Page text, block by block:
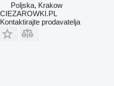
Poljska, Krakow
CIEZAROWKI.PL
Kontaktirajte prodavatelja